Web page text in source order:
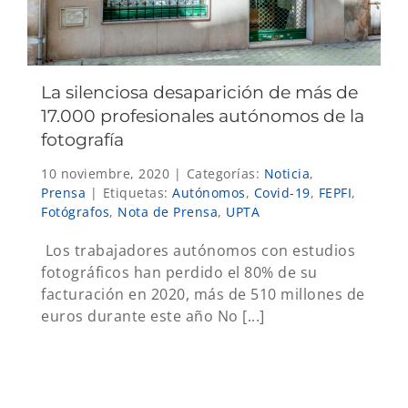
La silenciosa desaparición de más de
17.000 profesionales autónomos de la
fotografía
10 noviembre, 2020 | Categorías: Noticia,
Prensa | Etiquetas: Autónomos, Covid-19, FEPFI,
Fotógrafos, Nota de Prensa, UPTA
Los trabajadores autónomos con estudios
fotográficos han perdido el 80% de su
facturación en 2020, más de 510 millones de
euros durante este año No [...]